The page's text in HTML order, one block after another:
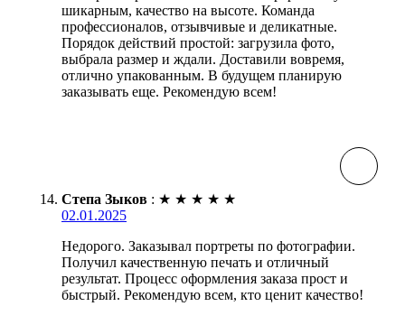
шикарным, качество на высоте. Команда
профессионалов, отзывчивые и деликатные.
Порядок действий простой: загрузила фото,
выбрала размер и ждали. Доставили вовремя,
отлично упакованным. В будущем планирую
заказывать еще. Рекомендую всем!
Степа Зыков : ★ ★ ★ ★ ★
02.01.2025
Недорого. Заказывал портреты по фотографии.
Получил качественную печать и отличный
результат. Процесс оформления заказа прост и
быстрый. Рекомендую всем, кто ценит качество!